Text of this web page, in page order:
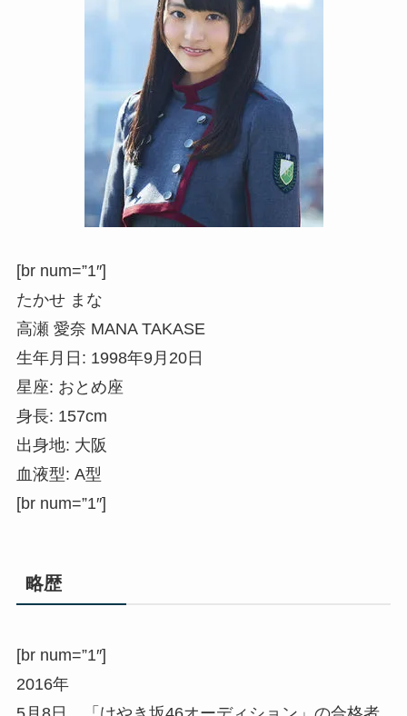
[br num=”1″]
たかせ まな
高瀬 愛奈 MANA TAKASE
生年月日: 1998年9月20日
星座: おとめ座
身長: 157cm
出身地: 大阪
血液型: A型
[br num=”1″]
略歴
[br num=”1″]
2016年